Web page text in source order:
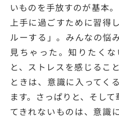
いものを手放すのが基本
上手に過ごすために習得
ルーする」。みんなの悩
見ちゃった。知りたくな
と、ストレスを感じるこ
ときは、意識に入ってく
ます。さっぱりと、そし
てきれないものは、意識